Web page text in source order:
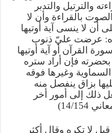
والترتيل والتدبر
بالقراءة وأن لا
أن لا ينسى آية أوتيها
عرضت عليّ ذنوب
القرآن أو آية أوتيها
فإن أراد ستره
وغيرها فوقه
بزاق ينفصل منه
ذلك إلى أمور أخر
154)
لا تكره وقال أكثر